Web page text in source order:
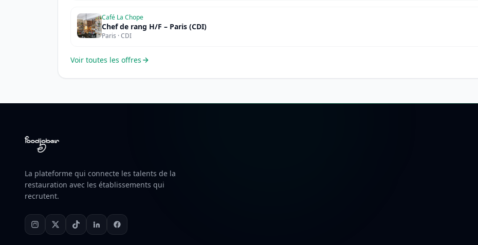
Café La Chope
Chef de rang H/F – Paris (CDI)
Paris · CDI
Voir toutes les offres
La plateforme qui connecte les talents de la
restauration avec les établissements qui
recrutent.